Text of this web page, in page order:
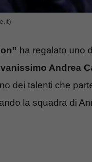
ha regalato uno
Andrea
dei talenti che
la squadra di